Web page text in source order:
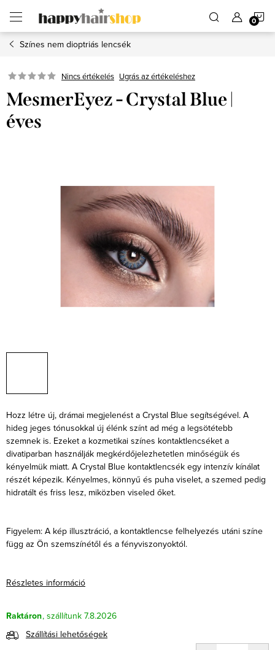
fő
tartalomhoz
Színes nem dioptriás lencsék
Nincs értékelés Ugrás az értékeléshez
MesmerEyez - Crystal Blue |
éves
Hozz létre új, drámai megjelenést a Crystal Blue segítségével. A
hideg jeges tónusokkal új élénk színt ad még a legsötétebb
szemnek is. Ezeket a kozmetikai színes kontaktlencséket a
divatiparban használják megkérdőjelezhetetlen minőségük és
kényelmük miatt. A Crystal Blue kontaktlencsék egy intenzív kínálat
részét képezik. Kényelmes, könnyű és puha viselet, a szemed pedig
hidratált és friss lesz, miközben viseled őket.
Figyelem: A kép illusztráció, a kontaktlencse felhelyezés utáni színe
függ az Ön szemszínétől és a fényviszonyoktól.
Részletes információ
Raktáron
7.8.2026
Szállítási lehetőségek